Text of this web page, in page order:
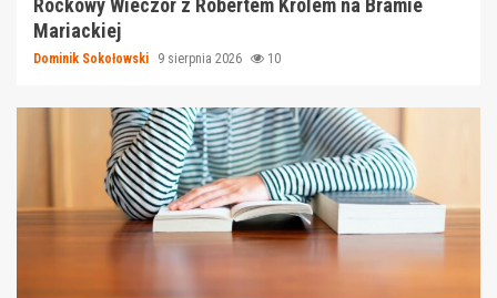
Mariackiej
Dominik Sokołowski 9 sierpnia 2026 10